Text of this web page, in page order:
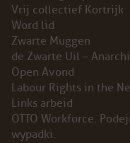
Vrij collectief Kortrijk
Word lid
Zwarte Muggen
de Zwarte Uil –
Open Avond
Labour Rights in the
Links arbeid
OTTO Workforce.
wypadki.